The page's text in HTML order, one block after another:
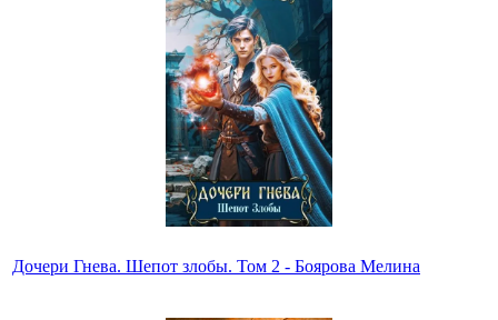
Дочери Гнева. Шепот злобы. Том 2 - Боярова Мелина